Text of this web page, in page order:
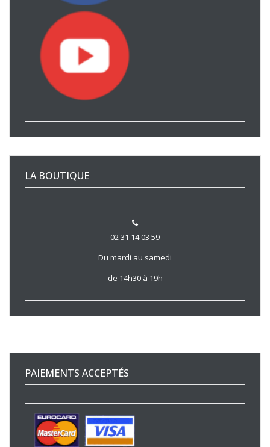
LA BOUTIQUE
02 31 14 03 59
Du mardi au samedi
de 14h30 à 19h
PAIEMENTS ACCEPTÉS